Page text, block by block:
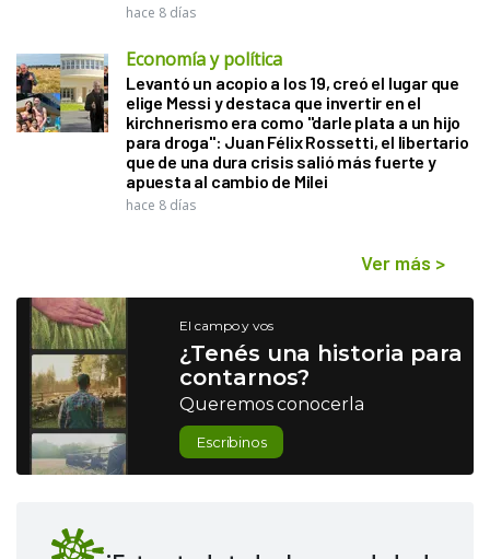
hace 8 días
Economía y política
Levantó un acopio a los 19, creó el lugar que
elige Messi y destaca que invertir en el
kirchnerismo era como "darle plata a un hijo
para droga": Juan Félix Rossetti, el libertario
que de una dura crisis salió más fuerte y
apuesta al cambio de Milei
hace 8 días
Ver más >
El campo y vos
¿Tenés una historia para
contarnos?
Queremos conocerla
Escribinos